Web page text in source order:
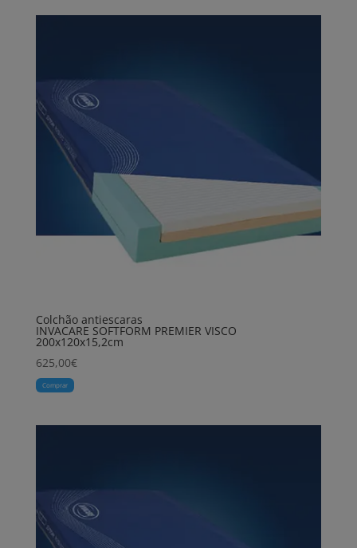
Colchão antiescaras
INVACARE SOFTFORM PREMIER VISCO
200x120x15,2cm
625,00€
Comprar